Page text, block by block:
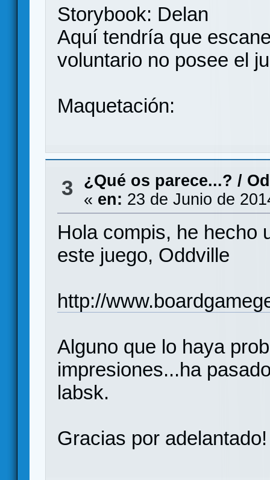
Storybook: Delan
Aquí tendría que
voluntario no posee el
Maquetación:
3 ¿Qué os parece...? /
« en: 23 de Junio de
Hola compis, he hecho
este juego, Oddville
http://
Alguno que lo haya
impresiones...ha
labsk.
Gracias por adelantado!